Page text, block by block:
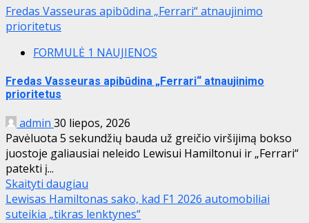
Fredas Vasseuras apibūdina „Ferrari“ atnaujinimo
prioritetus
FORMULĖ 1 NAUJIENOS
Fredas Vasseuras apibūdina „Ferrari“ atnaujinimo
prioritetus
admin 30 liepos, 2026
Pavėluota 5 sekundžių bauda už greičio viršijimą bokso
juostoje galiausiai neleido Lewisui Hamiltonui ir „Ferrari“
patekti į...
Skaityti daugiau
Lewisas Hamiltonas sako, kad F1 2026 automobiliai
suteikia „tikras lenktynes“